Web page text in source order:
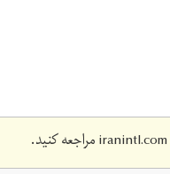
iranintl.comمراجعه کنید.